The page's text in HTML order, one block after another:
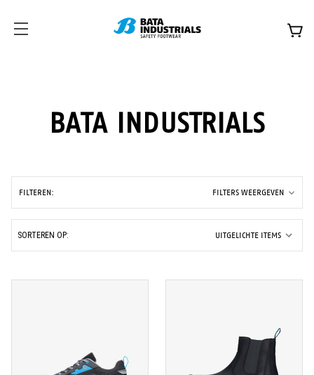
BATA INDUSTRIALS
FILTEREN: FILTERS WEERGEVEN
SORTEREN OP: